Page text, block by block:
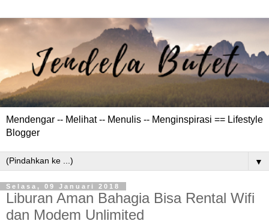
Mendengar -- Melihat -- Menulis -- Menginspirasi == Lifestyle
Blogger
▼
Selasa, 09 Januari 2018
Liburan Aman Bahagia Bisa Rental Wifi
dan Modem Unlimited